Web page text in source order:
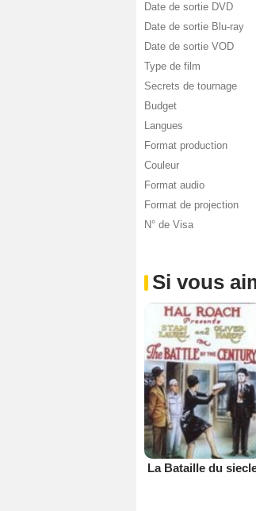
Date de sortie DVD
Date de sortie Blu-ray
Date de sortie VOD
Type de film
Secrets de tournage
Budget
Langues
Format production
Couleur
Format audio
Format de projection
N° de Visa
Si vous
La Bataille du